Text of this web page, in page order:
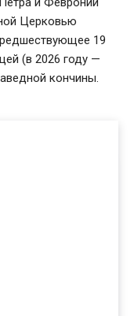
Церковью
19
(в 2026 году —
кончины.